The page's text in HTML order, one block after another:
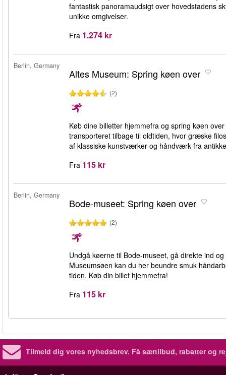
fantastisk panoramaudsigt over hovedstadens
unikke omgivelser.
Fra 1.274 kr
Berlin, Germany
Altes Museum: Spring køen over
(2)
Køb dine billetter hjemmefra og spring køen
transporteret tilbage til oldtiden, hvor græske
af klassiske kunstværker og håndværk fra
Fra 115 kr
Berlin, Germany
Bode-museet: Spring køen over
(2)
Undgå køerne til Bode-museet, gå direkte ind
Museumsøen kan du her beundre smuk
tiden. Køb din billet hjemmefra!
Fra 115 kr
Tilmeld dig vores nyhedsbrev. Få særtilbud, rabatter og